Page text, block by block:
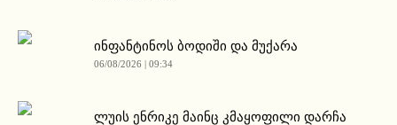
ინფანტინოს ბოდიში და მუქარა
06/08/2026 | 09:34
ლუის ენრიკე მაინც კმაყოფილი დარჩა